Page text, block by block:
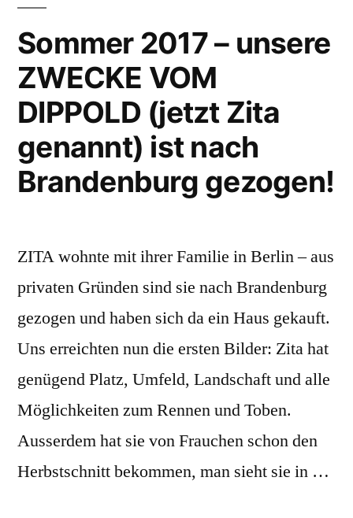
MIT
HERRCHEN
AUF
DEM
BALKON
!!“
Sommer 2017 – unsere
ZWECKE VOM
DIPPOLD (jetzt Zita
genannt) ist nach
Brandenburg gezogen!
ZITA wohnte mit ihrer Familie in Berlin – aus
privaten Gründen sind sie nach Brandenburg
gezogen und haben sich da ein Haus gekauft.
Uns erreichten nun die ersten Bilder: Zita hat
genügend Platz, Umfeld, Landschaft und alle
Möglichkeiten zum Rennen und Toben.
Ausserdem hat sie von Frauchen schon den
Herbstschnitt bekommen, man sieht sie in …